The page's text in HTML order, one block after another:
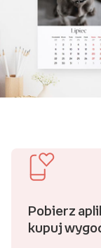
Pobierz
kupuj